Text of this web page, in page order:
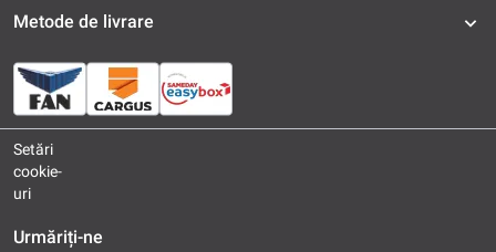
Metode de livrare
Setări
cookie-
uri
Urmăriți-ne